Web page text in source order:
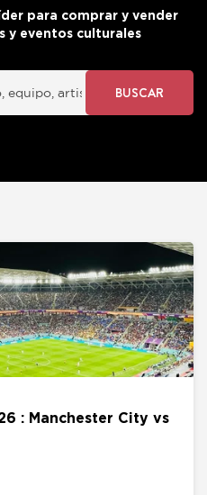
para comprar y vender
y eventos culturales
BUSCAR
: Manchester City vs